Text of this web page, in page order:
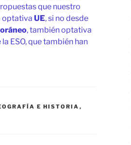
que nuestro
optativa UE, si no desde
, también optativa
la ESO, que también han
E HISTORIA ,